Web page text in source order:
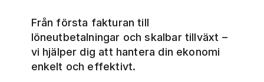
Från första fakturan till
löneutbetalningar och skalbar tillväxt –
vi hjälper dig att hantera din ekonomi
enkelt och effektivt.